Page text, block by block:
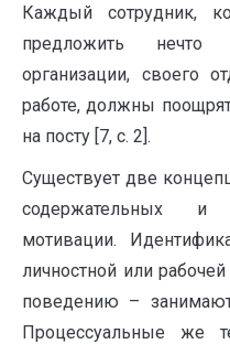
Каждый сотрудник,
предложить нечто
организации, своего
работе, должны
на посту [7, с. 2].
Существует две
содержательных и
мотивации.
личностной или
поведению –
Процессуальные же